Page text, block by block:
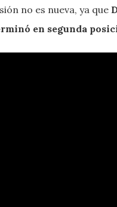
no es nueva, ya que
en segunda